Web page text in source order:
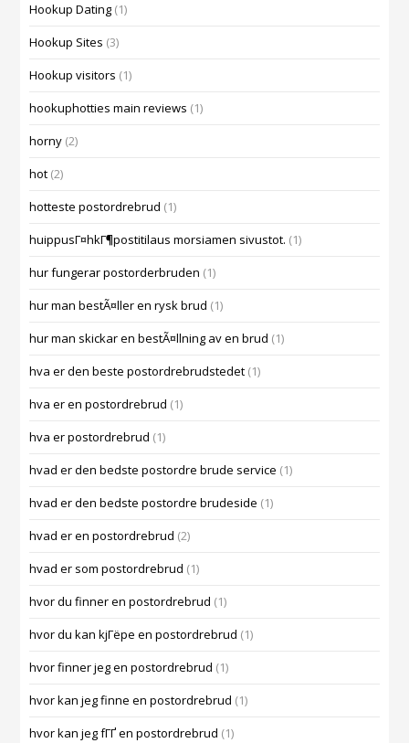
Hookup Dating (1)
Hookup Sites (3)
Hookup visitors (1)
hookuphotties main reviews (1)
horny (2)
hot (2)
hotteste postordrebrud (1)
huippusГ¤hkГ¶postitilaus morsiamen sivustot. (1)
hur fungerar postorderbruden (1)
hur man bestÃ¤ller en rysk brud (1)
hur man skickar en bestÃ¤llning av en brud (1)
hva er den beste postordrebrudstedet (1)
hva er en postordrebrud (1)
hva er postordrebrud (1)
hvad er den bedste postordre brude service (1)
hvad er den bedste postordre brudeside (1)
hvad er en postordrebrud (2)
hvad er som postordrebrud (1)
hvor du finner en postordrebrud (1)
hvor du kan kjГёpe en postordrebrud (1)
hvor finner jeg en postordrebrud (1)
hvor kan jeg finne en postordrebrud (1)
hvor kan jeg fГҐ en postordrebrud (1)